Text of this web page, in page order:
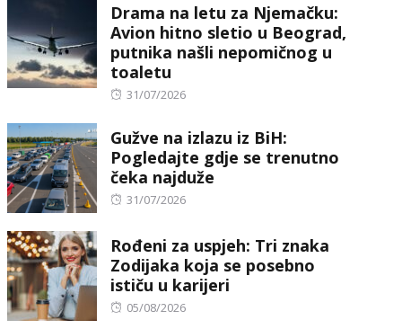
Drama na letu za Njemačku:
Avion hitno sletio u Beograd,
putnika našli nepomičnog u
toaletu
Posted
31/07/2026
Gužve na izlazu iz BiH:
Pogledajte gdje se trenutno
čeka najduže
Posted
31/07/2026
Rođeni za uspjeh: Tri znaka
Zodijaka koja se posebno
ističu u karijeri
Posted
05/08/2026